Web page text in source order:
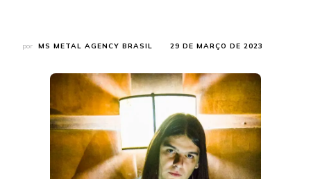
por MS METAL AGENCY BRASIL 29 DE MARÇO DE 2023